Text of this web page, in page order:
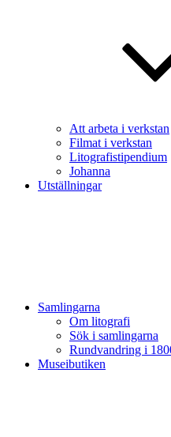
Att arbeta i verkstan
Filmat i verkstan
Litografistipendium
Johanna
Utställningar
Samlingarna
Om litografi
Sök i samlingarna
Rundvandring i
Museibutiken